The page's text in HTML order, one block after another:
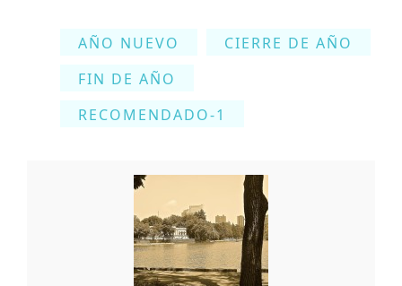
AÑO NUEVO
CIERRE DE AÑO
FIN DE AÑO
RECOMENDADO-1